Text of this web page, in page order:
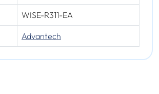
WISE-R311-EA
Advantech